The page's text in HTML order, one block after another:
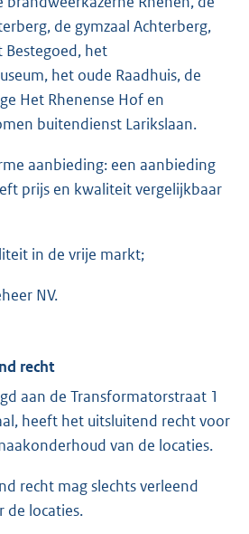
de gymzaal Achterberg,
Bestegoed, het
het oude Raadhuis, de
Het Rhenense Hof en
buitendienst Larikslaan.
aanbieding: een aanbieding
prijs en kwaliteit vergelijkbaar
in de vrije markt;
NV.
recht
aan de Transformatorstraat 1
heeft het uitsluitend recht voor
van de locaties.
recht mag slechts verleend
de locaties.